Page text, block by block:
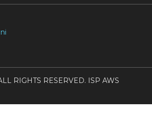
RIGHTS RESERVED. ISP AWS